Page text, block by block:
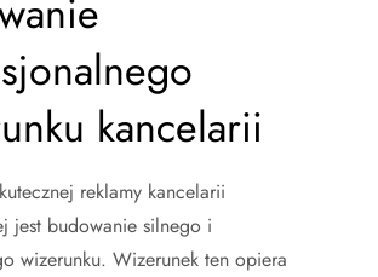
kancelarii
reklamy kancelarii
jest budowanie silnego i
wizerunku. Wizerunek ten opiera